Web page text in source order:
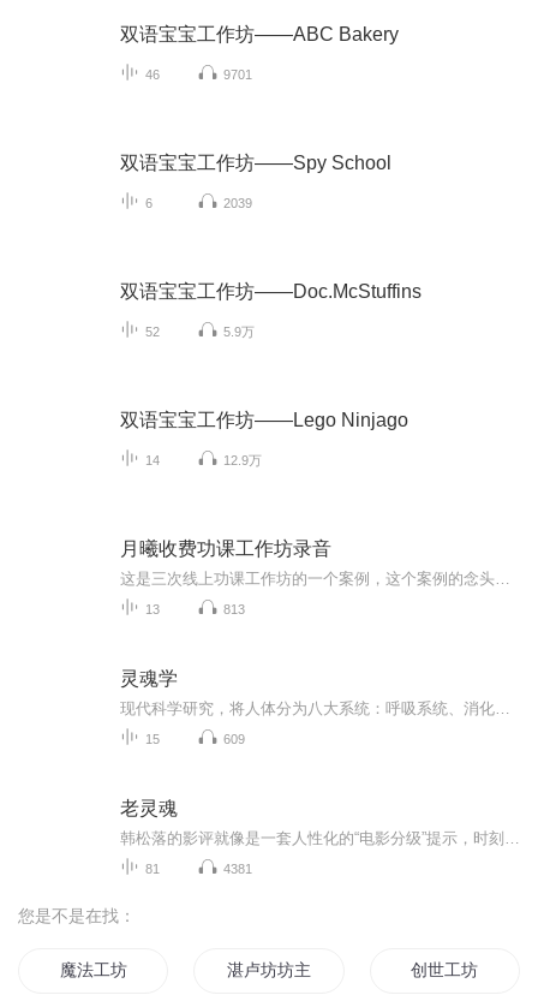
双语宝宝工作坊——ABC Bakery
46 9701
双语宝宝工作坊——Spy School
6 2039
双语宝宝工作坊——Doc.McStuffins
52 5.9万
双语宝宝工作坊——Lego Ninjago
14 12.9万
月曦收费功课工作坊录音
13 813
灵魂学
15 609
老灵魂
81 4381
您是不是在找：
魔法工坊 湛卢坊坊主 创世工坊